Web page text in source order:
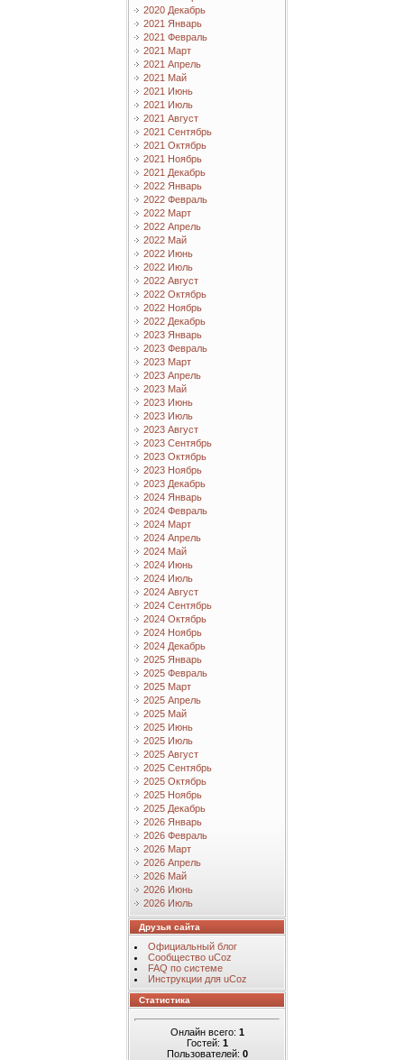
2020 Декабрь
2021 Январь
2021 Февраль
2021 Март
2021 Апрель
2021 Май
2021 Июнь
2021 Июль
2021 Август
2021 Сентябрь
2021 Октябрь
2021 Ноябрь
2021 Декабрь
2022 Январь
2022 Февраль
2022 Март
2022 Апрель
2022 Май
2022 Июнь
2022 Июль
2022 Август
2022 Октябрь
2022 Ноябрь
2022 Декабрь
2023 Январь
2023 Февраль
2023 Март
2023 Апрель
2023 Май
2023 Июнь
2023 Июль
2023 Август
2023 Сентябрь
2023 Октябрь
2023 Ноябрь
2023 Декабрь
2024 Январь
2024 Февраль
2024 Март
2024 Апрель
2024 Май
2024 Июнь
2024 Июль
2024 Август
2024 Сентябрь
2024 Октябрь
2024 Ноябрь
2024 Декабрь
2025 Январь
2025 Февраль
2025 Март
2025 Апрель
2025 Май
2025 Июнь
2025 Июль
2025 Август
2025 Сентябрь
2025 Октябрь
2025 Ноябрь
2025 Декабрь
2026 Январь
2026 Февраль
2026 Март
2026 Апрель
2026 Май
2026 Июнь
2026 Июль
Друзья сайта
Официальный блог
Сообщество uCoz
FAQ по системе
Инструкции для uCoz
Статистика
Онлайн всего: 1
Гостей: 1
Пользователей: 0